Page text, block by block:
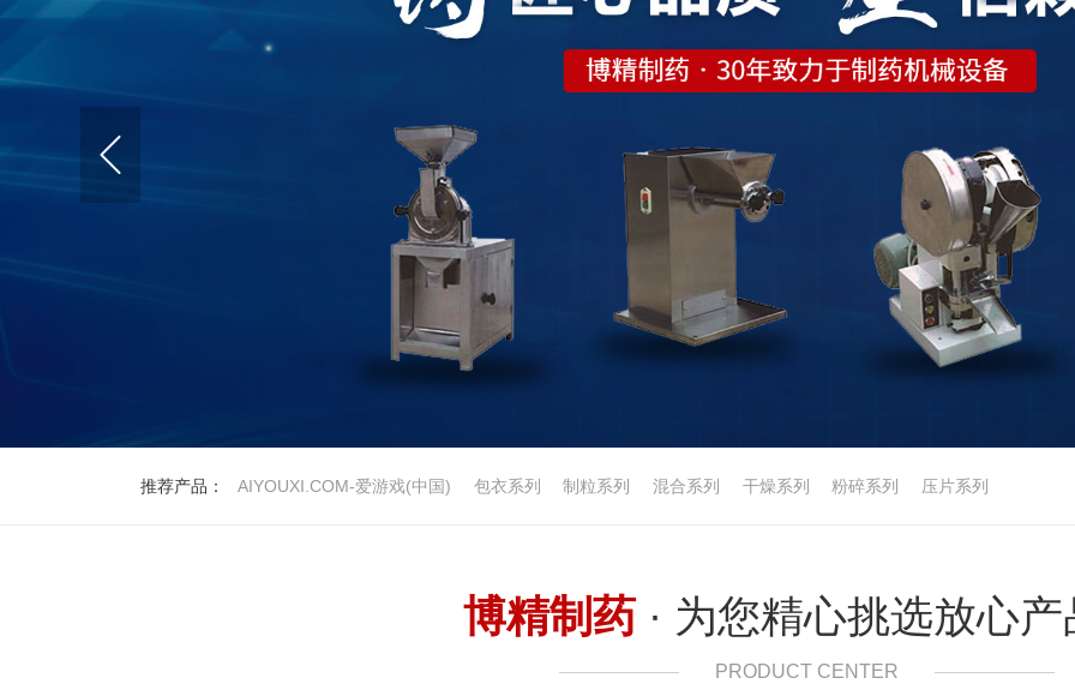
推荐产品： AIYOUXI.COM-爱游戏(中国) 包衣系列 制粒系列 混合系列 干燥系列 粉碎系列 压片系列
博精制药· 为您精心挑选放心产
PRODUCT CENTER